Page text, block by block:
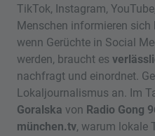
TikTok, Instagram,
Menschen informieren
wenn Gerüchte in Social
werden, braucht es
nachfragt und einordnet.
Lokaljournalismus an. Im
Goralska von Radio Gong
münchen.tv, warum lokale